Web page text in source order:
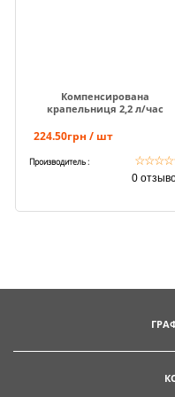
Компенсирована
крапельниця 2,2 л/час
224.50грн / шт
Производитель : ☆☆☆☆
0